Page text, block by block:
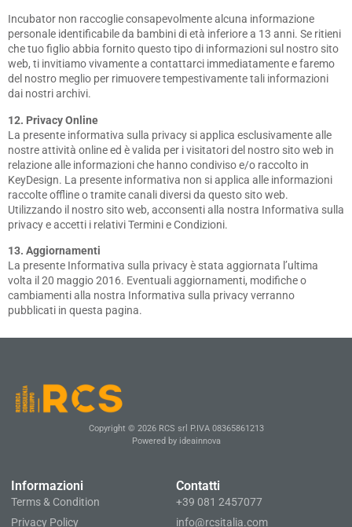
Incubator non raccoglie consapevolmente alcuna informazione
personale identificabile da bambini di età inferiore a 13 anni. Se ritieni
che tuo figlio abbia fornito questo tipo di informazioni sul nostro sito
web, ti invitiamo vivamente a contattarci immediatamente e faremo
del nostro meglio per rimuovere tempestivamente tali informazioni
dai nostri archivi.
12. Privacy Online
La presente informativa sulla privacy si applica esclusivamente alle
nostre attività online ed è valida per i visitatori del nostro sito web in
relazione alle informazioni che hanno condiviso e/o raccolto in
KeyDesign. La presente informativa non si applica alle informazioni
raccolte offline o tramite canali diversi da questo sito web.
Utilizzando il nostro sito web, acconsenti alla nostra Informativa sulla
privacy e accetti i relativi Termini e Condizioni.
13. Aggiornamenti
La presente Informativa sulla privacy è stata aggiornata l’ultima
volta il 20 maggio 2016. Eventuali aggiornamenti, modifiche o
cambiamenti alla nostra Informativa sulla privacy verranno
pubblicati in questa pagina.
Copyright © 2026 RCS srl P.IVA 08365861213
Powered by ideainnova
Informazioni
Terms & Condition
Privacy Policy
Contatti
+39 081 2457077
info@rcsitalia.com